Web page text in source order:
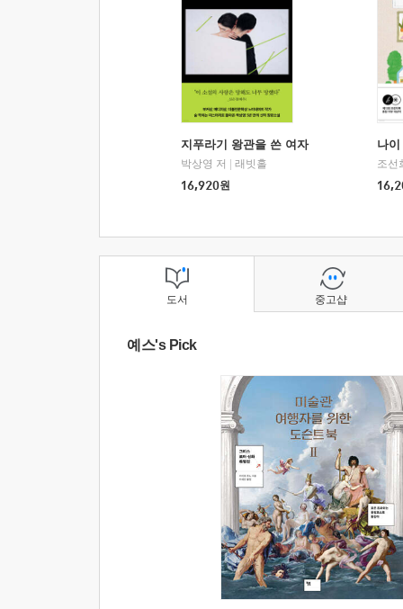
지푸라기 왕관을 쓴 여자
박상영 저
래빗홀
16,920원
나
조선
도서
예스's Pick
중고샵